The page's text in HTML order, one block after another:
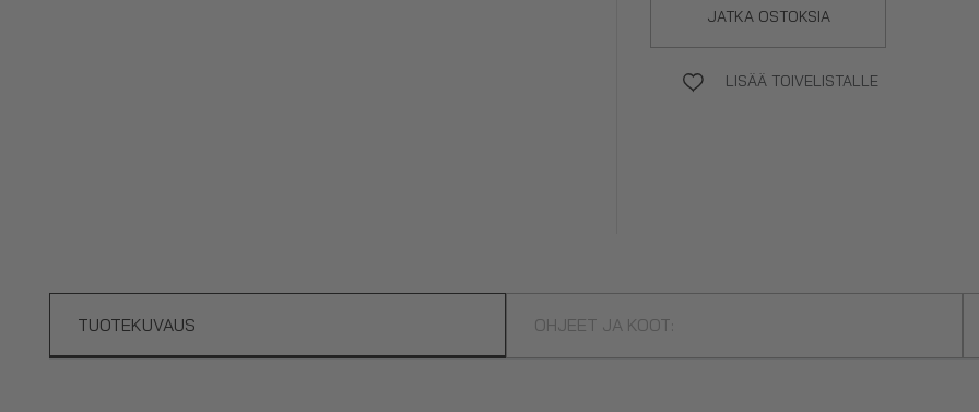
JATKA OSTOKSIA
LISÄÄ TOIVELISTALLE
TUOTEKUVAUS OHJEET JA KOOT: